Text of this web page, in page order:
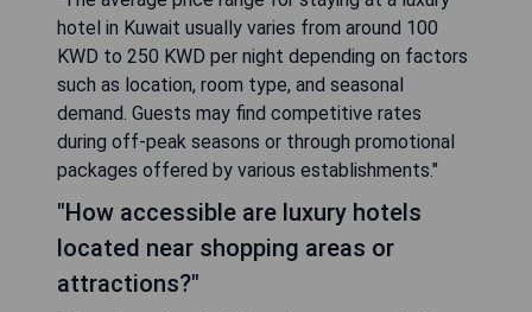
hotel in Kuwait usually varies from around 100
KWD to 250 KWD per night depending on factors
such as location, room type, and seasonal
demand. Guests may find competitive rates
during off-peak seasons or through promotional
packages offered by various establishments."
"How accessible are luxury hotels
located near shopping areas or
attractions?"